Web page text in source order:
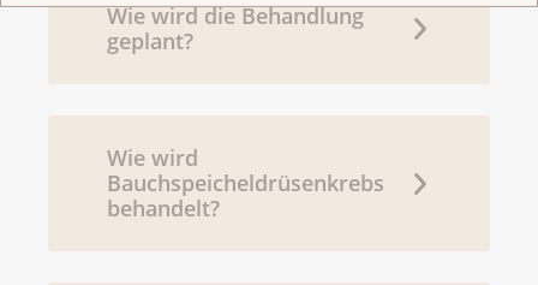
Wie wird die Behandlung
geplant?
Wie wird
Bauchspeicheldrüsenkrebs
behandelt?